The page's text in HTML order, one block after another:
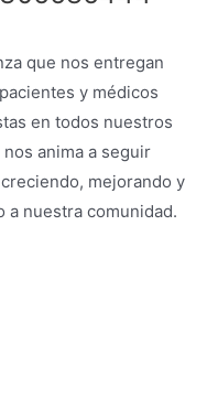
que nos entregan
y médicos
en todos nuestros
anima a seguir
mejorando y
a nuestra comunidad.